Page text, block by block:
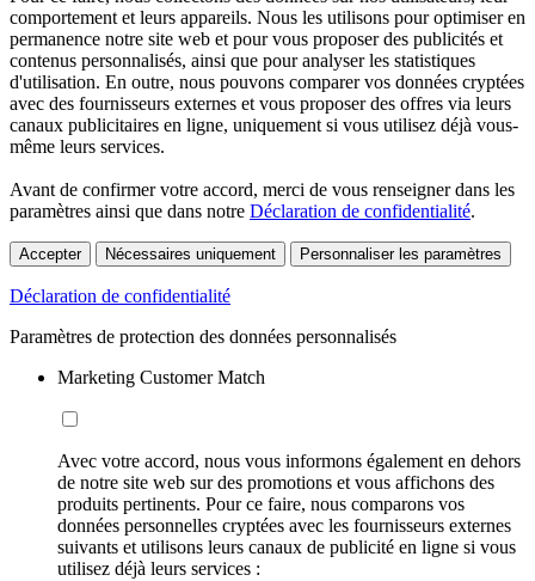
comportement et leurs appareils. Nous les utilisons pour optimiser en
permanence notre site web et pour vous proposer des publicités et
contenus personnalisés, ainsi que pour analyser les statistiques
d'utilisation. En outre, nous pouvons comparer vos données cryptées
avec des fournisseurs externes et vous proposer des offres via leurs
canaux publicitaires en ligne, uniquement si vous utilisez déjà vous-
même leurs services.
Avant de confirmer votre accord, merci de vous renseigner dans les
paramètres ainsi que dans notre Déclaration de confidentialité.
Accepter Nécessaires uniquement Personnaliser les paramètres
Déclaration de confidentialité
Paramètres de protection des données personnalisés
Marketing Customer Match
Avec votre accord, nous vous informons également en dehors
de notre site web sur des promotions et vous affichons des
produits pertinents. Pour ce faire, nous comparons vos
données personnelles cryptées avec les fournisseurs externes
suivants et utilisons leurs canaux de publicité en ligne si vous
utilisez déjà leurs services :